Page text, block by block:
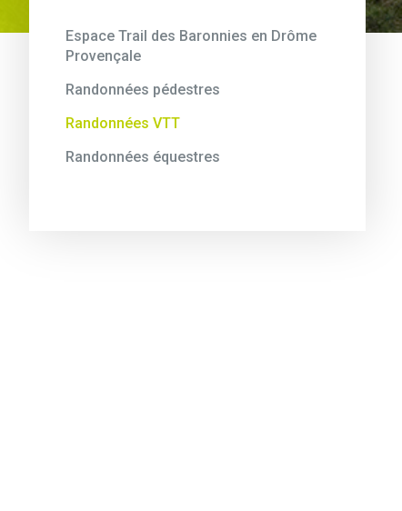
Espace Trail des Baronnies en Drôme
Provençale
Randonnées pédestres
Randonnées VTT
Randonnées équestres